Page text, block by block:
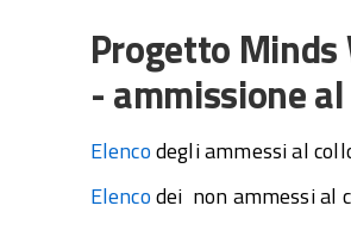
Progetto
- ammissione
Elencodegli ammessi al
Elencodei non ammessi al